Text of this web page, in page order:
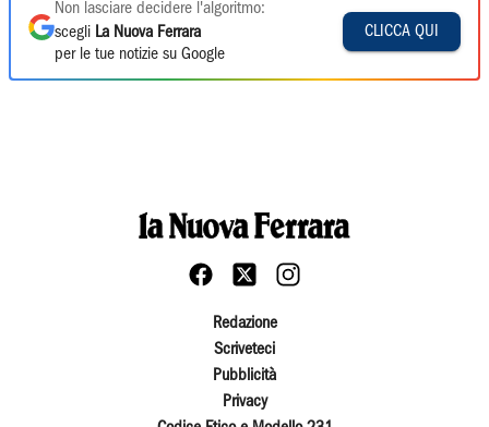
Non lasciare decidere l'algoritmo:
scegli La Nuova Ferrara
per le tue notizie su Google
CLICCA QUI
Redazione
Scriveteci
Pubblicità
Privacy